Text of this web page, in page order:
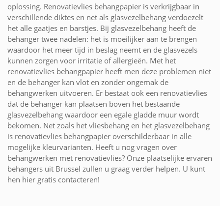
oplossing. Renovatievlies behangpapier is verkrijgbaar in
verschillende diktes en net als glasvezelbehang verdoezelt
het alle gaatjes en barstjes. Bij glasvezelbehang heeft de
behanger twee nadelen: het is moeilijker aan te brengen
waardoor het meer tijd in beslag neemt en de glasvezels
kunnen zorgen voor irritatie of allergieën. Met het
renovatievlies behangpapier heeft men deze problemen niet
en de behanger kan vlot en zonder ongemak de
behangwerken uitvoeren. Er bestaat ook een renovatievlies
dat de behanger kan plaatsen boven het bestaande
glasvezelbehang waardoor een egale gladde muur wordt
bekomen. Net zoals het vliesbehang en het glasvezelbehang
is renovatievlies behangpapier overschilderbaar in alle
mogelijke kleurvarianten. Heeft u nog vragen over
behangwerken met renovatievlies? Onze plaatselijke ervaren
behangers uit Brussel zullen u graag verder helpen. U kunt
hen hier gratis contacteren!